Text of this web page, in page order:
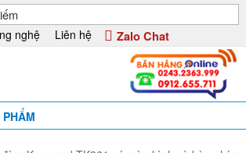
nghệ Liên hệ Zalo Chat